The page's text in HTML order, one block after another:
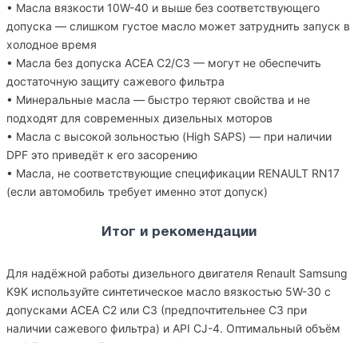
• Масла вязкости 10W-40 и выше без соответствующего
допуска — слишком густое масло может затруднить запуск в
холодное время
• Масла без допуска ACEA C2/C3 — могут не обеспечить
достаточную защиту сажевого фильтра
• Минеральные масла — быстро теряют свойства и не
подходят для современных дизельных моторов
• Масла с высокой зольностью (High SAPS) — при наличии
DPF это приведёт к его засорению
• Масла, не соответствующие спецификации RENAULT RN17
(если автомобиль требует именно этот допуск)
Итог и рекомендации
Для надёжной работы дизельного двигателя Renault Samsung
K9K используйте синтетическое масло вязкостью 5W-30 с
допусками ACEA C2 или C3 (предпочтительнее C3 при
наличии сажевого фильтра) и API CJ-4. Оптимальный объём